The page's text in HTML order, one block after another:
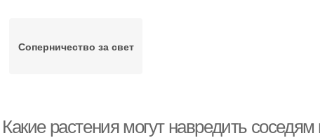
Соперничество за свет
Какие растения могут навредить